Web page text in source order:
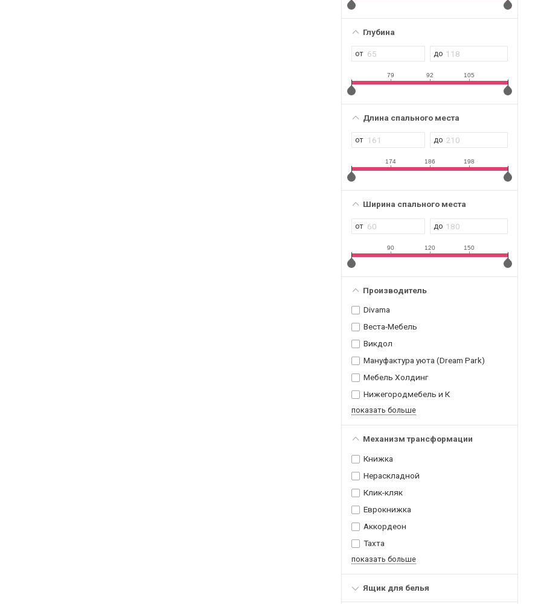
Глубина
79 92 105
Длина спального места
174 186 198
Ширина спального места
90 120 150
Производитель
Divama
Веста-Мебель
Викдол
Мануфактура уюта (Dream Park)
Мебель Холдинг
Нижегородмебель и К
показать больше
Механизм трансформации
Книжка
Нераскладной
Клик-кляк
Еврокнижка
Аккордеон
Тахта
показать больше
Ящик для белья